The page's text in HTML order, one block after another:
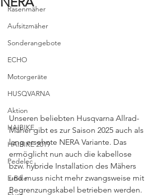
Rasenmäher
Aufsitzmäher
Sonderangebote
ECHO
Motorgeräte
HUSQVARNA
Aktion
HAIBIKE
HAIBIKE 2019
Pedelec
E-Bike
Unseren beliebten Husqvarna Allrad-
Mäher gibt es zur Saison 2025 auch als
lang ersehnte NERA Variante. Das
ermöglicht nun auch die kabellose
bzw. hybride Installation des Mähers
und muss nicht mehr zwangsweise mit
Begrenzungskabel betrieben werden.